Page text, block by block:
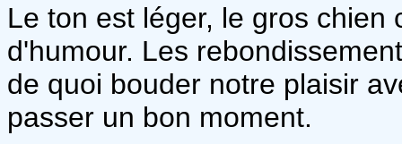
Le ton est léger, le gros
d'humour. Les
de quoi bouder notre plaisir
passer un bon moment.